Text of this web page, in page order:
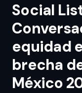
Social
equidad
brecha
México